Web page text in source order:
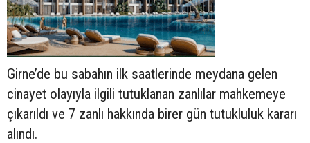
Girne’de bu sabahın ilk saatlerinde meydana gelen
cinayet olayıyla ilgili tutuklanan zanlılar mahkemeye
çıkarıldı ve 7 zanlı hakkında birer gün tutukluluk kararı
alındı.